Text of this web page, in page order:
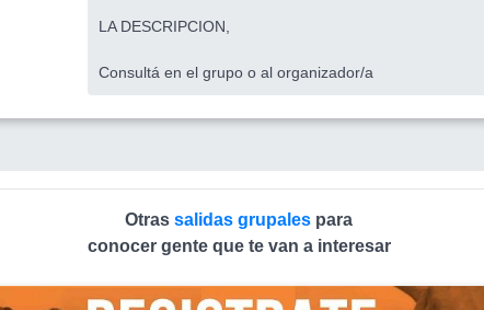
LA DESCRIPCION,
Consultá en el grupo o al organizador/a
Otras salidas grupales para
conocer gente que te van a interesar